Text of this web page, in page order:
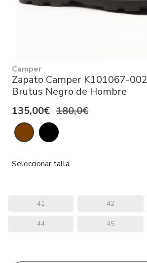
Camper
Zapato Camper K101067-002
Brutus Negro de Hombre
135,00€ 180,0€
Seleccionar talla
41 42
44 45